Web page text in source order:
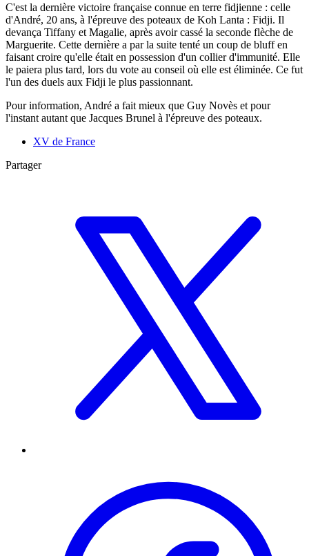
C'est la dernière victoire française connue en terre fidjienne : celle
d'André, 20 ans, à l'épreuve des poteaux de Koh Lanta : Fidji. Il
devança Tiffany et Magalie, après avoir cassé la seconde flèche de
Marguerite. Cette dernière a par la suite tenté un coup de bluff en
faisant croire qu'elle était en possession d'un collier d'immunité. Elle
le paiera plus tard, lors du vote au conseil où elle est éliminée. Ce fut
l'un des duels aux Fidji le plus passionnant.
Pour information, André a fait mieux que Guy Novès et pour
l'instant autant que Jacques Brunel à l'épreuve des poteaux.
XV de France
Partager